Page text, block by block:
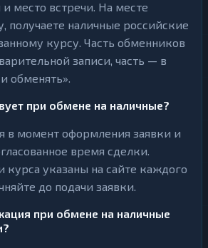
и место встречи. На месте
получаете наличные российские
курсу. Часть обменников
записи, часть — в
обменять».
при обмене на наличные?
в момент оформления заявки и
время сделки.
курса указаны на сайте каждого
до подачи заявки.
при обмене на наличные